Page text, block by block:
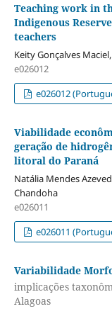
Teaching work in
Indigenous
teachers
Keity Gonçalves
e026012
e026012
Viabilidade
geração de
litoral do Paraná
Natália Mendes
Chandoha
e026011
e026011
Variabilidade
implicações
Alagoas